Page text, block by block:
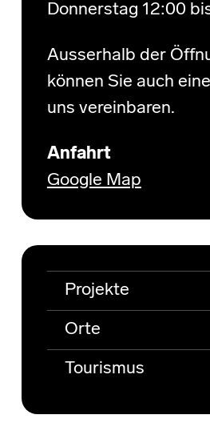
Donnerstag 12:00
Ausserhalb der
können Sie auch
uns vereinbaren.
Anfahrt
Google Map
Projekte
Orte
Tourismus